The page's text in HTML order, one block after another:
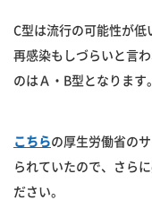
C型は流行の可能性が低
再感染もしづらいと言
のはＡ・B型となります。
こちらの厚生労働省の
られていたので、さら
ださい。